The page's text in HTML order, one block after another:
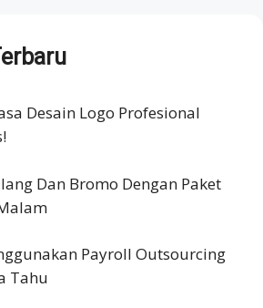
Desain Logo Profesional
Dan Bromo Dengan Paket
Payroll Outsourcing
Tahu